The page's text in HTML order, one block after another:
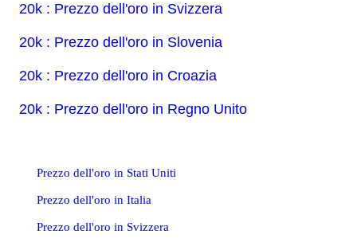
20k : Prezzo dell'oro in Svizzera
20k : Prezzo dell'oro in Slovenia
20k : Prezzo dell'oro in Croazia
20k : Prezzo dell'oro in Regno Unito
Prezzo dell'oro in Stati Uniti
Prezzo dell'oro in Italia
Prezzo dell'oro in Svizzera